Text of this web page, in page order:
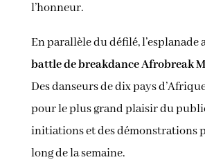
l’honneur.
En parallèle du défilé, l’esplanade
battle de breakdance Afrobreak
Des danseurs de dix pays
pour le plus grand plaisir du
initiations et des démonstrations
long de la semaine.